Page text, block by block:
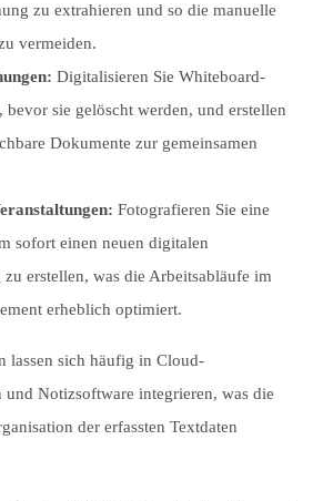
zu extrahieren und so die manuelle
vermeiden.
Digitalisieren Sie Whiteboard-
bevor sie gelöscht werden, und erstellen
Dokumente zur gemeinsamen
Fotografieren Sie eine
sofort einen neuen digitalen
erstellen, was die Arbeitsabläufe im
erheblich optimiert.
lassen sich häufig in Cloud-
und Notizsoftware integrieren, was die
der erfassten Textdaten